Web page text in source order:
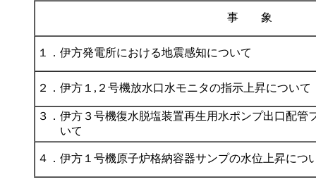
事 象
１． 伊方発電所における地震感知について
２． 伊方１,２号機放水口水モニタの指示上昇について
３． 伊方３号機復水脱塩装置再生用水ポンプ出口配管
いて
４． 伊方１号機原子炉格納容器サンプの水位上昇につ